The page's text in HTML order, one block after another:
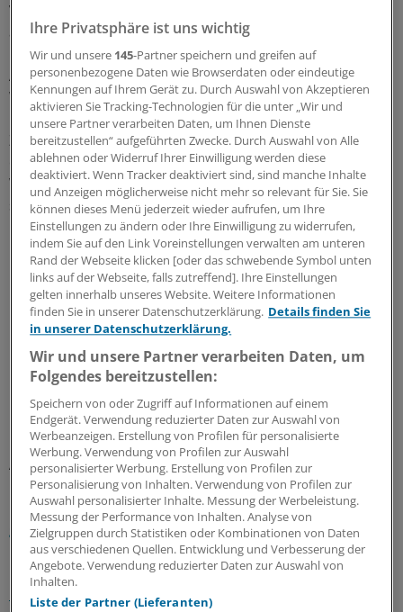
Versorgung, sowohl bei niedergelassenen Ärzten als
auch bei Kliniken.
Ärzteverbände, Kommunen, das
Wissenschaftsministerium und das
Gesundheitsministerium sollen sich in der
Zukunftsdebatte engagieren, fordert die Ministerin. "Ich
erwarte auch innerhalb der Ärzteverbandsvertreter den
Willen zu flexiblen und patientenorientierten Lösungen",
sagte Ross-Luttmann.
Die KV Niedersachsen "begrüßt das Angebot" erklärte
Detlef Haffke, Sprecher der KV. Erst kürzlich hat KVN
mitgeteilt, dass Niedersachsen in zwölf Jahren 1000
Hausärzte zu fehlen drohen. Die Zahlen seien dem
Ministerium übermittelt worden. Über die Zukunft des
Hausarztberufes wird voraussichtlich auch auf der
Konferenz der Ländergesundheitsminister (GMK) in der
kommenden Woche in Plön beraten werden. Die GMK
hatte im Jahr 2007 das Gutachten "Die
Primärversorgung in Deutschland im Jahr 2020" in
Auftrag gegeben.
Lesen Sie dazu auch den Kommentar: Papier ist
geduldig - Patienten nicht
Lesen Sie dazu auch:Hausarzt 2020 - Chef eines
Medizinteams
Hausarzt als Teamchef - Vision für 2020
Ihre Privatsphäre ist uns wichtig
Wir und unsere 145-Partner speichern und greifen auf
personenbezogene Daten wie Browserdaten oder eindeutige
Kennungen auf Ihrem Gerät zu. Durch Auswahl von Akzeptieren
aktivieren Sie Tracking-Technologien für die unter „Wir und
unsere Partner verarbeiten Daten, um Ihnen Dienste
bereitzustellen“ aufgeführten Zwecke. Durch Auswahl von Alle
ablehnen oder Widerruf Ihrer Einwilligung werden diese
deaktiviert. Wenn Tracker deaktiviert sind, sind manche Inhalte
und Anzeigen möglicherweise nicht mehr so relevant für Sie. Sie
können dieses Menü jederzeit wieder aufrufen, um Ihre
Einstellungen zu ändern oder Ihre Einwilligung zu widerrufen,
indem Sie auf den Link Voreinstellungen verwalten am unteren
Rand der Webseite klicken [oder das schwebende Symbol unten
links auf der Webseite, falls zutreffend]. Ihre Einstellungen
gelten innerhalb unseres Website. Weitere Informationen
finden Sie in unserer Datenschutzerklärung. Details finden Sie
in unserer Datenschutzerklärung.
Wir und unsere Partner verarbeiten Daten, um
Folgendes bereitzustellen:
Speichern von oder Zugriff auf Informationen auf einem
Endgerät. Verwendung reduzierter Daten zur Auswahl von
Werbeanzeigen. Erstellung von Profilen für personalisierte
Werbung. Verwendung von Profilen zur Auswahl
personalisierter Werbung. Erstellung von Profilen zur
Personalisierung von Inhalten. Verwendung von Profilen zur
Auswahl personalisierter Inhalte. Messung der Werbeleistung.
Messung der Performance von Inhalten. Analyse von
Zielgruppen durch Statistiken oder Kombinationen von Daten
aus verschiedenen Quellen. Entwicklung und Verbesserung der
Angebote. Verwendung reduzierter Daten zur Auswahl von
Inhalten.
Liste der Partner (Lieferanten)